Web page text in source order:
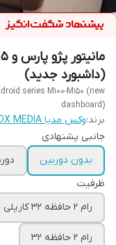
(داشبورد جدید)
series M100-M150 (new
dashboard)
برند:وکس مدیا VOX MEDIA
جانبی پشنهادی
بدون دوربین
ظرفیت
رام 2 حافظه 32 کارپلی دار
رام 2 حافظه 32